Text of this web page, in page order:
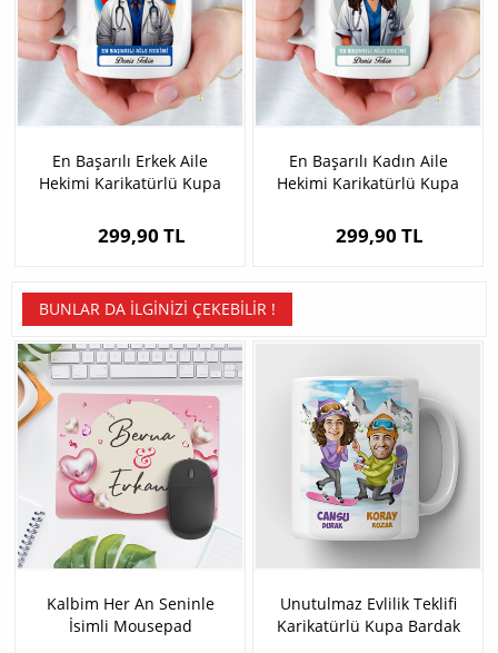
En Başarılı Erkek Aile
Hekimi Karikatürlü Kupa
299,90 TL
En Başarılı Kadın Aile
Hekimi Karikatürlü Kupa
299,90 TL
BUNLAR DA İLGINIZI ÇEKEBILIR !
Kalbim Her An Seninle
İsimli Mousepad
Unutulmaz Evlilik Teklifi
Karikatürlü Kupa Bardak